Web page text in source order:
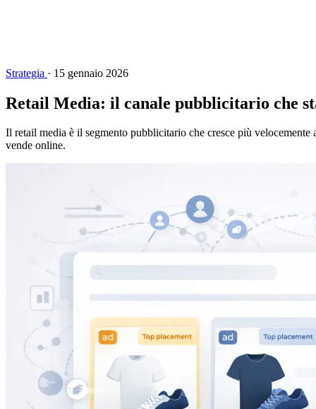
Strategia · 15 gennaio 2026
Retail Media: il canale pubblicitario che
Il retail media è il segmento pubblicitario che cresce più
vende online.